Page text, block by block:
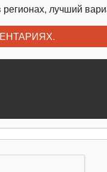
лучший